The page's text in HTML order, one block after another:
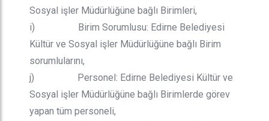
Sosyal işler Müdürlüğüne bağlı Birimleri,
i) Birim Sorumlusu: Edirne Belediyesi
Kültür ve Sosyal işler Müdürlüğüne bağlı Birim
sorumlularını,
j) Personel: Edirne Belediyesi Kültür ve
Sosyal işler Müdürlüğüne bağlı Birimlerde görev
yapan tüm personeli,